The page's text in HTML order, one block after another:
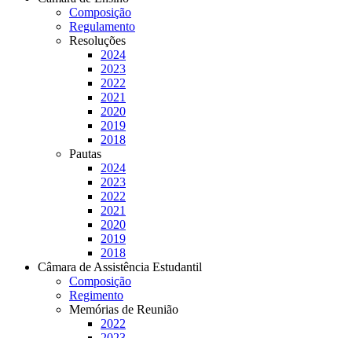
Composição
Regulamento
Resoluções
2024
2023
2022
2021
2020
2019
2018
Pautas
2024
2023
2022
2021
2020
2019
2018
Câmara de Assistência Estudantil
Composição
Regimento
Memórias de Reunião
2022